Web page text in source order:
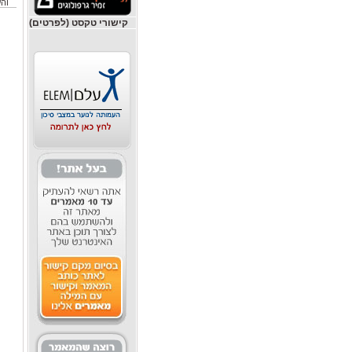
קישורי טקסט (לפרטים)